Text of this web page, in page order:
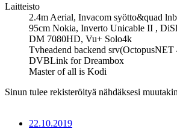
Laitteisto
2.4m Aerial, Invacom syötto&quad
95cm Nokia, Inverto Unicable II ,
DM 7080HD, Vu+ Solo4k
Tvheadend backend
DVBLink for Dreambox
Master of all is Kodi
Sinun tulee rekisteröityä nähdäksesi
22.10.2019